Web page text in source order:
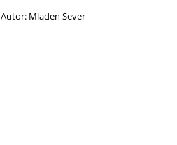
Autor: Mladen Sever